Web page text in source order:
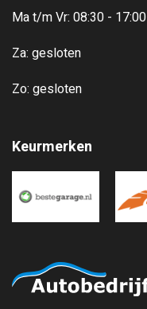
Ma t/m Vr: 08:30 - 17:00
Za: gesloten
Zo: gesloten
Keurmerken